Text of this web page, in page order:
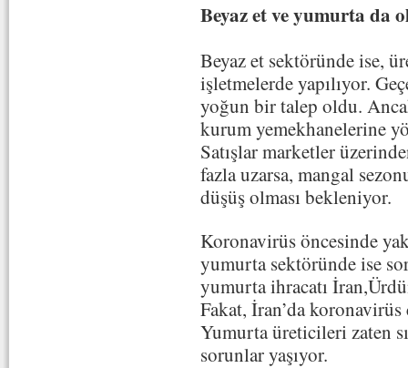
Beyaz et ve yumurta da
Beyaz et sektöründe ise,
işletmelerde yapılıyor.
yoğun bir talep oldu.
kurum yemekhanelerine
Satışlar marketler
fazla uzarsa, mangal
düşüş olması bekleniyor.
Koronavirüs öncesinde
yumurta sektöründe ise
yumurta ihracatı
Fakat, İran’da koronavirüs
Yumurta üreticileri zaten
sorunlar yaşıyor.